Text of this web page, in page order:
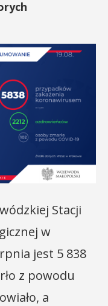
Stacji
w
jest 5 838
z powodu
a